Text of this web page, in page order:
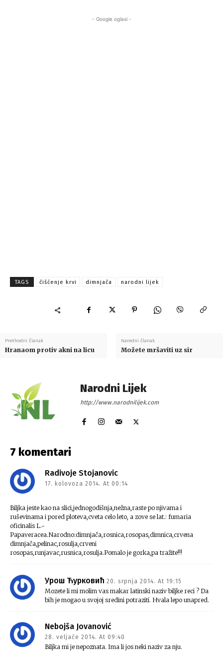
- Google oglasi -
TAGS čišćenje krvi dimnjača narodni lijek
Prethodni članak
Hranaom protiv akni na licu
Naredni članak
Možete mršaviti uz sir
Narodni Lijek
http://www.narodnilijek.com
7 komentari
Radivoje Stojanovic
17. kolovoza 2014. At 00:14
Biljka jeste kao na slici,jednogodišnja,nežna,raste po njivama i
ruševinama i pored ploteva,cveta celo leto, a zove se lat.: fumaria
oficinalis L.-
Papaveracea.Narodno:dimnjača,rosnica,rosopas,dimnica,crvena
dimnjača,pelinac,rosulja,crveni
rosopas,runjavac,rusnica,rosulja.Pomalo je gorka,pa tražite!!!
Урош Ћурковић 20. srpnja 2014. At 19:15
Mozete li mi molim vas makar latinski naziv biljke reci ? Da
bih je mogao u svojoj sredini potraziti. Hvala lepo unapred.
Nebojša Jovanović
28. veljače 2014. At 09:40
Biljka mi je nepoznata. Ima li jos neki naziv za nju.